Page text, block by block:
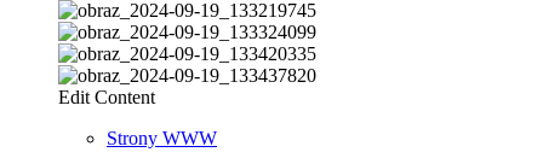
Edit Content
Strony WWW